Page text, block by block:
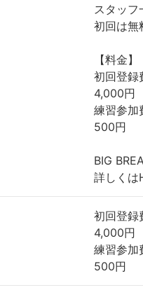
スタッフ
初回は無
【料金】
初回登録
4,000円
練習参加
500円
BIG
詳しくは
初回登録
4,000円
練習参加
500円